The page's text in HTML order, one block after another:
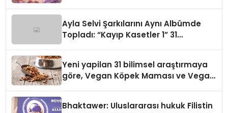
Ayla Selvi Şarkılarını Aynı Albümde
Topladı: “Kayıp Kasetler 1” 31
Yeni yapilan 31 bilimsel araştırmaya
göre, Vegan Köpek Maması ve Vegan
Bhaktawer: Uluslararası hukuk Filistin